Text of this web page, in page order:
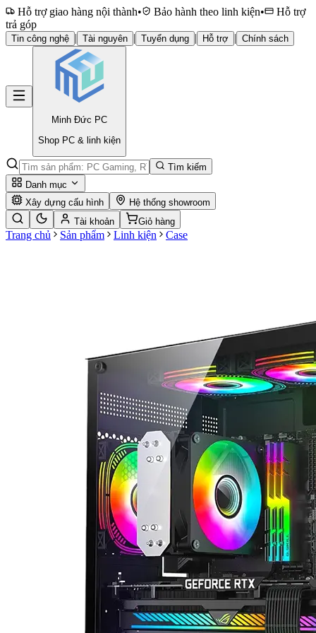
Hỗ trợ giao hàng nội thành• Bảo hành theo linh kiện•
Hỗ trợ
trả góp
Tin công nghệ | Tài nguyên | Tuyển dụng | Hỗ trợ | Chính sách
Minh Đức PC
Shop PC & linh kiện
Tìm kiếm
Danh mục
Xây dựng cấu hình
Hệ thống showroom
Tài khoản
Giỏ hàng
Trang chủ Sản phẩm Linh kiện Case